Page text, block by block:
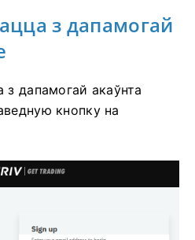
з дапамогай
з дапамогай акаўнта
кнопку на